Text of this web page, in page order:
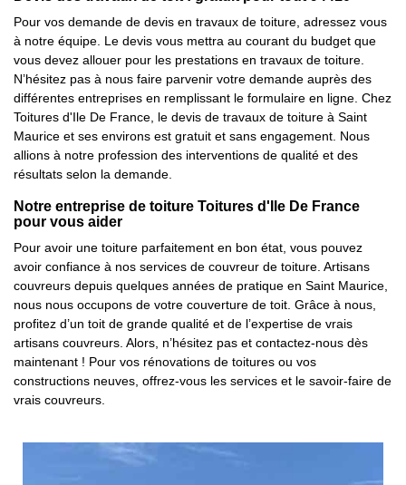
Pour vos demande de devis en travaux de toiture, adressez vous
à notre équipe. Le devis vous mettra au courant du budget que
vous devez allouer pour les prestations en travaux de toiture.
N’hésitez pas à nous faire parvenir votre demande auprès des
différentes entreprises en remplissant le formulaire en ligne. Chez
Toitures d'Ile De France, le devis de travaux de toiture à Saint
Maurice et ses environs est gratuit et sans engagement. Nous
allions à notre profession des interventions de qualité et des
résultats selon la demande.
Notre entreprise de toiture Toitures d'Ile De France
pour vous aider
Pour avoir une toiture parfaitement en bon état, vous pouvez
avoir confiance à nos services de couvreur de toiture. Artisans
couvreurs depuis quelques années de pratique en Saint Maurice,
nous nous occupons de votre couverture de toit. Grâce à nous,
profitez d’un toit de grande qualité et de l’expertise de vrais
artisans couvreurs. Alors, n’hésitez pas et contactez-nous dès
maintenant ! Pour vos rénovations de toitures ou vos
constructions neuves, offrez-vous les services et le savoir-faire de
vrais couvreurs.